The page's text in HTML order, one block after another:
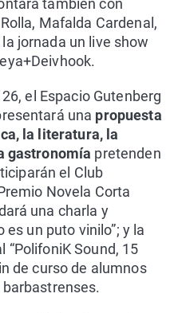
también con
Mafalda Cardenal,
jornada un live show
el Espacio Gutenberg
una propuesta
la literatura, la
gastronomía pretenden
el Club
Novela Corta
una charla y
es un puto vinilo”; y la
Sound, 15
de curso de alumnos